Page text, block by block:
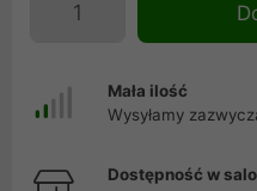
Mała ilość
Wysyłamy
Dostępność w